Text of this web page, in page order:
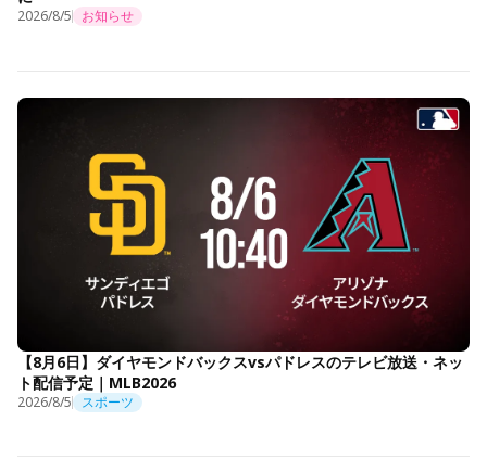
2026/8/5 お知らせ
【8月6日】ダイヤモンドバックスvsパドレスのテレビ放送・ネッ
ト配信予定｜MLB2026
2026/8/5 スポーツ